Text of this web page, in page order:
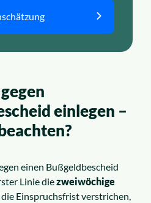
einlegen –
einen Bußgeldbescheid
Linie diezweiwöchige
Einspruchsfrist verstrichen,